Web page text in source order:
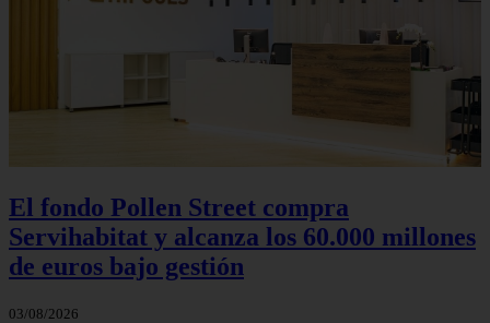
El fondo Pollen Street compra
Servihabitat y alcanza los 60.000 millones
de euros bajo gestión
03/08/2026